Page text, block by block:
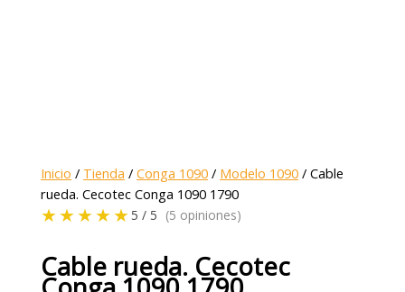
Inicio / Tienda /Conga 1090 / Modelo 1090 / Cable
rueda. Cecotec Conga 1090 1790
★★★★★ 5 / 5 (5 opiniones)
Cable rueda. Cecotec